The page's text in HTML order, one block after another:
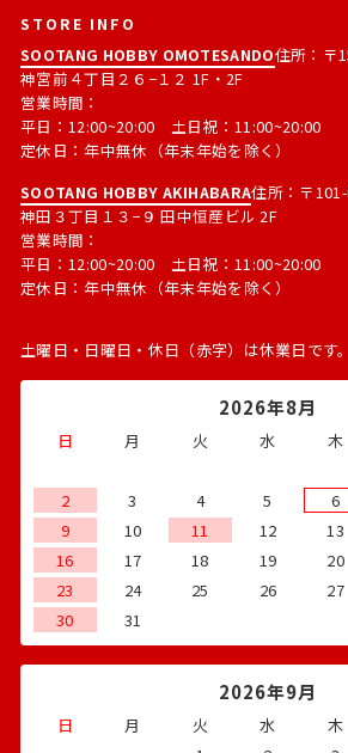
STORE INFO
SOOTANG HOBBY OMOTESANDO住所：〒
神宮前４丁目２６−１２ 1F・2F
営業時間：
平日：12:00~20:00 土日祝：11:00~20:00
定休日：年中無休（年末年始を除く）
SOOTANG HOBBY AKIHABARA住所：〒
神田３丁目１３−９ 田中恒産ビル 2F
営業時間：
平日：12:00~20:00 土日祝：11:00~20:00
定休日：年中無休（年末年始を除く）
土曜日・日曜日・休日（赤字）は休業日です。
2026年8月
日 月 火 水 木
2
3 4 5 6
9
10 11 12 13
16
17 18 19 20
23
24 25 26 27
30
31
2026年9月
日 月 火 水 木